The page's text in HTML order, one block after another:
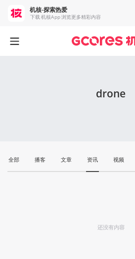
drone
全部 播客 文章 资讯 视频
还没有内容
机核-探索热爱
下载 机核App 浏览更多精彩内容